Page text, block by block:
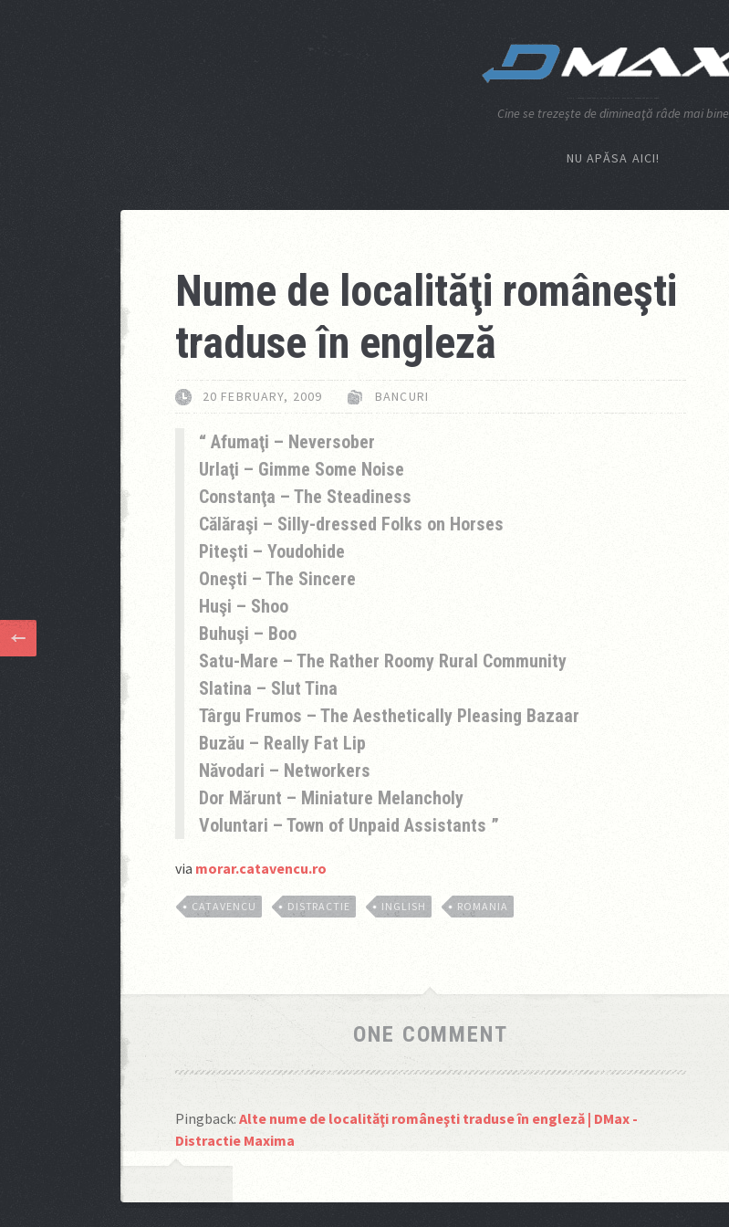
Cine se trezeşte de dimineaţă râde mai bine
NU APĂSA AICI!
Nume de localităţi româneşti
traduse în engleză
20 FEBRUARY, 2009 BANCURI
Afumaţi – Neversober
Urlaţi – Gimme Some Noise
Constanţa – The Steadiness
Călăraşi – Silly-dressed Folks on Horses
Piteşti – Youdohide
Oneşti – The Sincere
Huşi – Shoo
Buhuşi – Boo
Satu-Mare – The Rather Roomy Rural Community
Slatina – Slut Tina
Târgu Frumos – The Aesthetically Pleasing Bazaar
Buzău – Really Fat Lip
Năvodari – Networkers
Dor Mărunt – Miniature Melancholy
Voluntari – Town of Unpaid Assistants
via morar.catavencu.ro
CATAVENCU DISTRACTIE INGLISH ROMANIA
ONE COMMENT
Pingback: Alte nume de localităţi româneşti traduse în engleză | DMax -
Distractie Maxima